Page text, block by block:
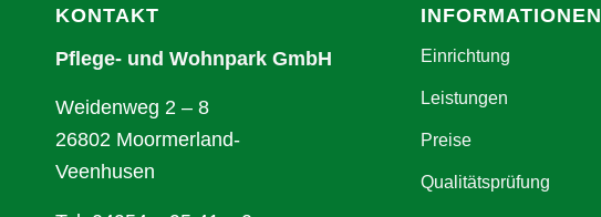
KONTAKT
Pflege- und Wohnpark GmbH
Weidenweg 2 – 8
26802 Moormerland-
Veenhusen
INFORMATIONEN
Einrichtung
Leistungen
Preise
Qualitätsprüfung